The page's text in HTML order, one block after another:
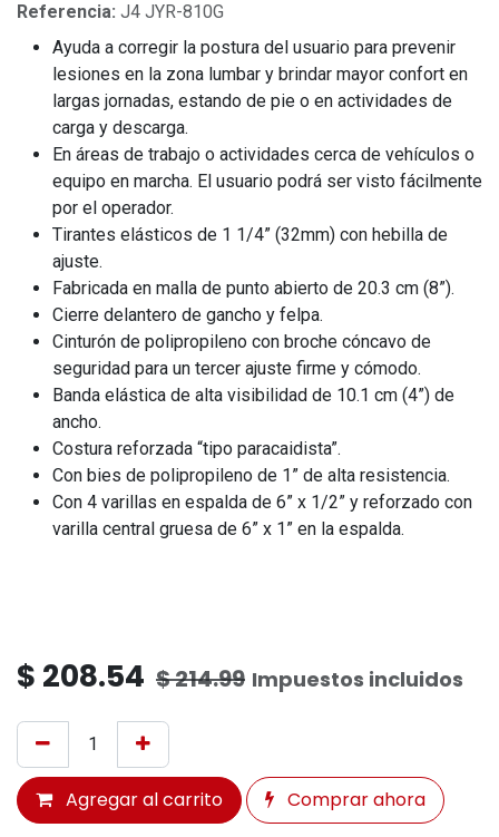
Referencia: J4 JYR-810G
Ayuda a corregir la postura del usuario para prevenir
lesiones en la zona lumbar y brindar mayor confort en
largas jornadas, estando de pie o en actividades de
carga y descarga.
En áreas de trabajo o actividades cerca de vehículos o
equipo en marcha. El usuario podrá ser visto fácilmente
por el operador.
Tirantes elásticos de 1 1/4” (32mm) con hebilla de
ajuste.
Fabricada en malla de punto abierto de 20.3 cm (8”).
Cierre delantero de gancho y felpa.
Cinturón de polipropileno con broche cóncavo de
seguridad para un tercer ajuste firme y cómodo.
Banda elástica de alta visibilidad de 10.1 cm (4”) de
ancho.
Costura reforzada “tipo paracaidista”.
Con bies de polipropileno de 1” de alta resistencia.
Con 4 varillas en espalda de 6” x 1/2” y reforzado con
varilla central gruesa de 6” x 1” en la espalda.
$ 208.54 $214.99 Impuestos incluidos
Agregar al carrito Comprar ahora